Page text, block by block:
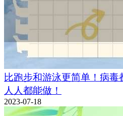
比跑步和游泳更简单！病毒
人人都能做！
2023-07-18